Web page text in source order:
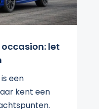
let
een
kent een